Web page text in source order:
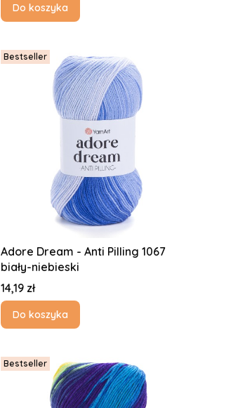
Do koszyka
Bestseller
Adore Dream - Anti Pilling 1067
biały-niebieski
Cena
14,19 zł
Do koszyka
Bestseller